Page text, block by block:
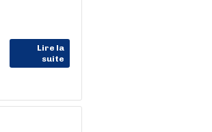
Lire la
suite